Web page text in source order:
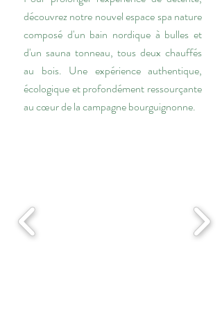
découvrez notre nouvel espace spa nature
composé d'un bain nordique à bulles et
d'un sauna tonneau, tous deux chauffés
au bois. Une expérience authentique,
écologique et profondément ressourçante
au cœur de la campagne bourguignonne.